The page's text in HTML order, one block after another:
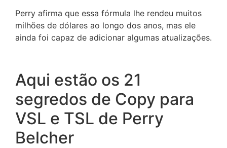
Perry afirma que essa fórmula lhe rendeu muitos
milhões de dólares ao longo dos anos, mas ele
ainda foi capaz de adicionar algumas atualizações.
Aqui estão os 21
segredos de Copy para
VSL e TSL de Perry
Belcher